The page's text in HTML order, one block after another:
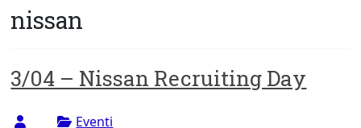
degli
di
Roma
nissan
3/04 – Nissan Recruiting Day
Eventi